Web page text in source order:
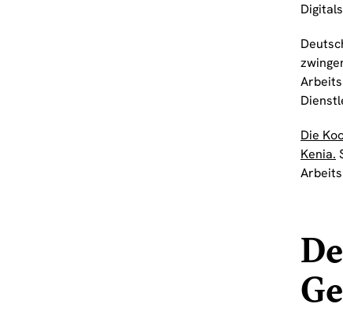
Die
Kenia.